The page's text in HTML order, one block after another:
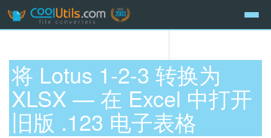
将 Lotus 1-2-3 转换为
XLSX — 在 Excel 中打开
旧版 .123 电子表格